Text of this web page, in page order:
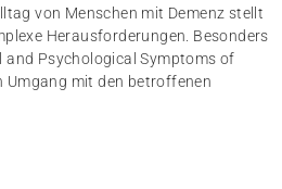
von Menschen mit Demenz stellt
Herausforderungen. Besonders
Psychological Symptoms of
Umgang mit den betroffenen